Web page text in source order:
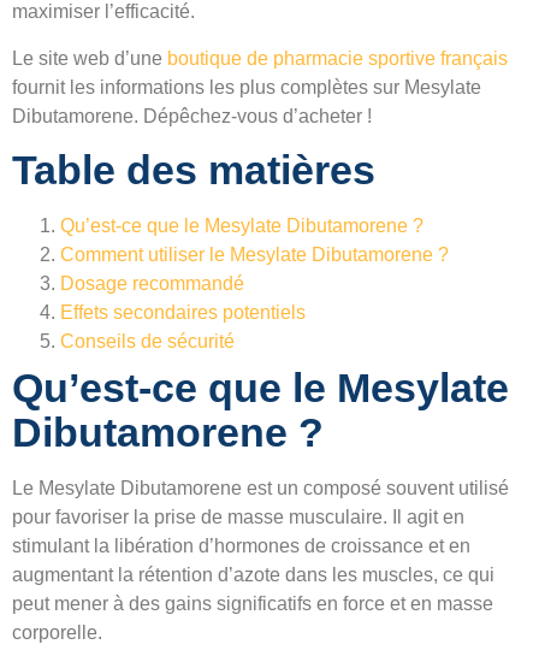
maximiser l’efficacité.
Le site web d’une boutique de pharmacie sportive français
fournit les informations les plus complètes sur Mesylate
Dibutamorene. Dépêchez-vous d’acheter !
Table des matières
Qu’est-ce que le Mesylate Dibutamorene ?
Comment utiliser le Mesylate Dibutamorene ?
Dosage recommandé
Effets secondaires potentiels
Conseils de sécurité
Qu’est-ce que le Mesylate
Dibutamorene ?
Le Mesylate Dibutamorene est un composé souvent utilisé
pour favoriser la prise de masse musculaire. Il agit en
stimulant la libération d’hormones de croissance et en
augmentant la rétention d’azote dans les muscles, ce qui
peut mener à des gains significatifs en force et en masse
corporelle.